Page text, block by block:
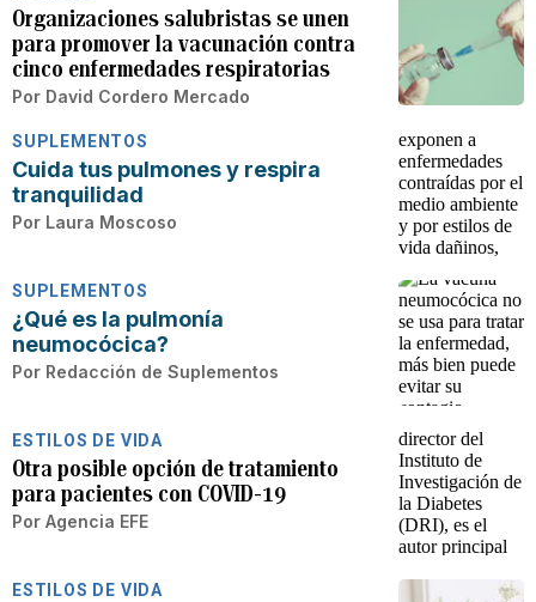
Organizaciones salubristas se unen
para promover la vacunación contra
cinco enfermedades respiratorias
Por David Cordero Mercado
SUPLEMENTOS
Cuida tus pulmones y respira
tranquilidad
Por Laura Moscoso
SUPLEMENTOS
¿Qué es la pulmonía
neumocócica?
Por Redacción de Suplementos
ESTILOS DE VIDA
Otra posible opción de tratamiento
para pacientes con COVID-19
Por Agencia EFE
ESTILOS DE VIDA